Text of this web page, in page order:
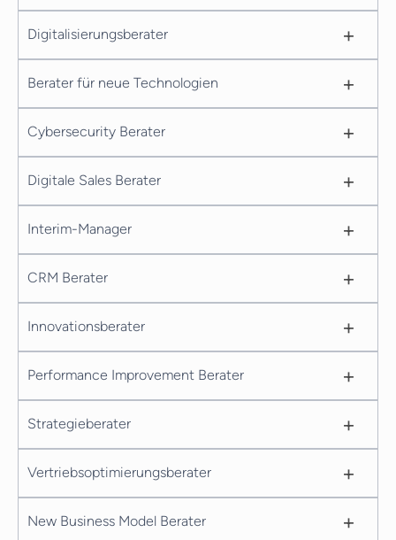
Digitalisierungsberater +
Berater für neue Technologien +
Cybersecurity Berater +
Digitale Sales Berater +
Interim-Manager +
CRM Berater +
Innovationsberater +
Performance Improvement Berater +
Strategieberater +
Vertriebsoptimierungsberater +
New Business Model Berater +